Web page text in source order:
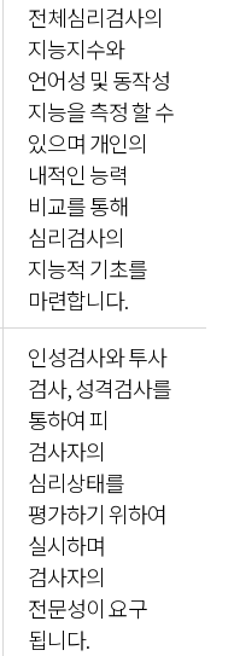
전체심리검사의
지능지수와
언어성 및 동작성
지능을 측정 할 수
있으며 개인의
내적인 능력
비교를 통해
심리검사의
지능적 기초를
마련합니다.
인성검사와 투사
검사, 성격검사를
통하여 피
검사자의
심리상태를
평가하기 위하여
실시하며
검사자의
전문성이 요구
됩니다.